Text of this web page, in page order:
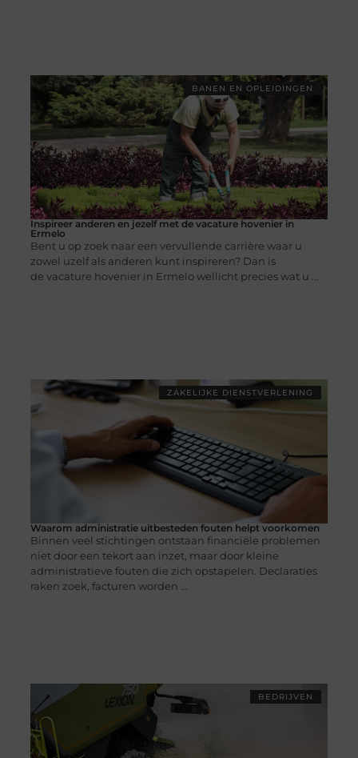
BANEN EN OPLEIDINGEN
Inspireer anderen en jezelf met de vacature hovenier in
Ermelo
Bent u op zoek naar een vervullende carrière waar u
zowel uzelf als anderen kunt inspireren? Dan is
de vacature hovenier in Ermelo wellicht precies wat u ...
ZAKELIJKE DIENSTVERLENING
Waarom administratie uitbesteden fouten helpt voorkomen
Binnen veel stichtingen ontstaan financiële problemen
niet door een tekort aan inzet, maar door kleine
administratieve fouten die zich opstapelen. Declaraties
raken zoek, facturen worden ...
BEDRIJVEN